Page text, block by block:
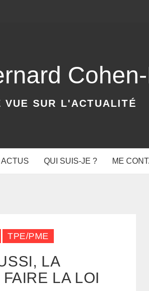
VUE SUR L'ACTUALITÉ
QUI SUIS-JE ? ME
TPE/PME
LA
LA LOI